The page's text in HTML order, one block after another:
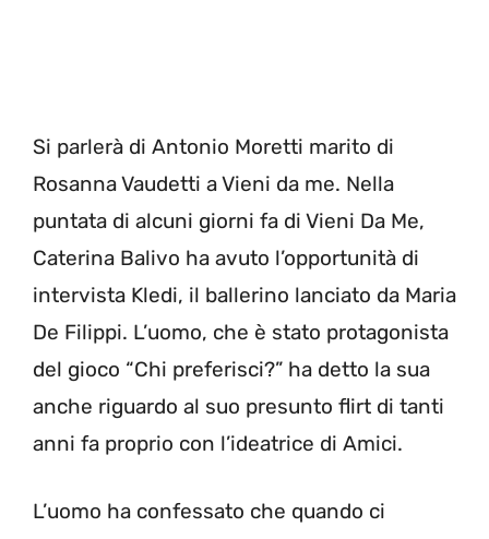
Si parlerà di Antonio Moretti marito di
Rosanna Vaudetti a Vieni da me. Nella
puntata di alcuni giorni fa di Vieni Da Me,
Caterina Balivo ha avuto l’opportunità di
intervista Kledi, il ballerino lanciato da Maria
De Filippi. L’uomo, che è stato protagonista
del gioco “Chi preferisci?” ha detto la sua
anche riguardo al suo presunto flirt di tanti
anni fa proprio con l’ideatrice di Amici.
L’uomo ha confessato che quando ci